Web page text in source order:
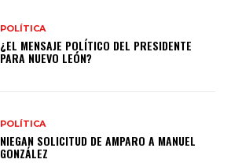
POLÍTICA
¿EL MENSAJE POLÍTICO DEL PRESIDENTE
PARA NUEVO LEÓN?
POLÍTICA
NIEGAN SOLICITUD DE AMPARO A MANUEL
GONZÁLEZ